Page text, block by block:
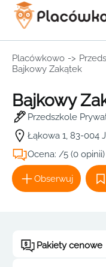
Placówkowo ->
Bajkowy Zakątek
Bajkowy
Przedszkole
Łąkowa 1, 83-004
Ocena: /5 (0 opinii)
Obserwuj
Pakiety cenowe